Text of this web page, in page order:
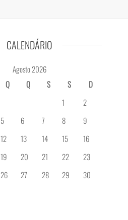
CALENDÁRIO
Agosto 2026
Q Q S S
D
1
2
5 6 7 8
9
12 13 14 15
16
19 20 21 22
23
26 27 28 29
30